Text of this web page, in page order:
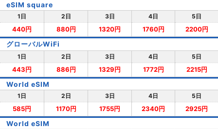
eSIM square
1日 2日 3日 4日 5日
440円 880円 1320円 1760円 2200円
グローバルWiFi
1日 2日 3日 4日 5日
443円 886円 1329円 1772円 2215円
World eSIM
1日 2日 3日 4日 5日
585円 1170円 1755円 2340円 2925円
World eSIM